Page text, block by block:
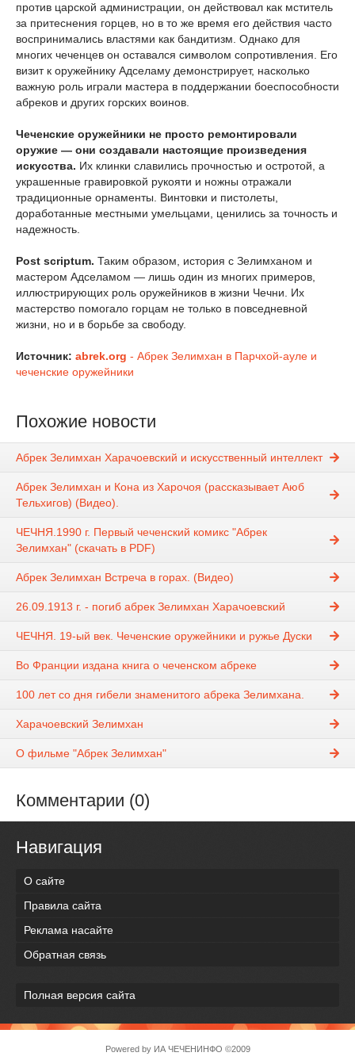
против царской администрации, он действовал как мститель
за притеснения горцев, но в то же время его действия часто
воспринимались властями как бандитизм. Однако для
многих чеченцев он оставался символом сопротивления. Его
визит к оружейнику Адселаму демонстрирует, насколько
важную роль играли мастера в поддержании боеспособности
абреков и других горских воинов.
Чеченские оружейники не просто ремонтировали
оружие — они создавали настоящие произведения
искусства. Их клинки славились прочностью и остротой, а
украшенные гравировкой рукояти и ножны отражали
традиционные орнаменты. Винтовки и пистолеты,
доработанные местными умельцами, ценились за точность и
надежность.
Post scriptum. Таким образом, история с Зелимханом и
мастером Адселамом — лишь один из многих примеров,
иллюстрирующих роль оружейников в жизни Чечни. Их
мастерство помогало горцам не только в повседневной
жизни, но и в борьбе за свободу.
Источник: abrek.org - Абрек Зелимхан в Парчхой-ауле и
чеченские оружейники
Похожие новости
Абрек Зелимхан Харачоевский и искусственный интеллект
Абрек Зелимхан и Кона из Харочоя (рассказывает Аюб
Тельхигов) (Видео).
ЧЕЧНЯ.1990 г. Первый чеченский комикс "Абрек
Зелимхан" (скачать в PDF)
Абрек Зелимхан Встреча в горах. (Видео)
26.09.1913 г. - погиб абрек Зелимхан Харачоевский
ЧЕЧНЯ. 19-ый век. Чеченские оружейники и ружье Дуски
Во Франции издана книга о чеченском абреке
100 лет со дня гибели знаменитого абрека Зелимхана.
Харачоевский Зелимхан
О фильме "Абрек Зелимхан"
Комментарии (0)
Навигация
О сайте
Правила сайта
Реклама насайте
Обратная связь
Полная версия сайта
Powered by ИА ЧЕЧЕНИНФО ©2009